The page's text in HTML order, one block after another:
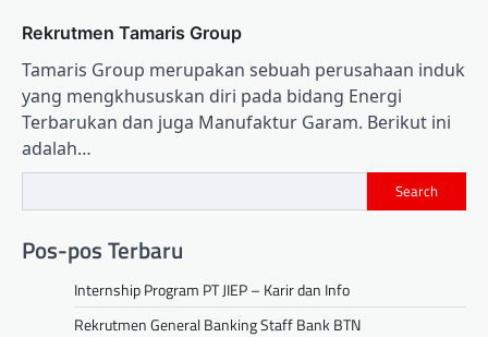
Rekrutmen Tamaris Group
Tamaris Group merupakan sebuah perusahaan induk
yang mengkhususkan diri pada bidang Energi
Terbarukan dan juga Manufaktur Garam. Berikut ini
adalah…
Search
Pos-pos Terbaru
Internship Program PT JIEP – Karir dan Info
Rekrutmen General Banking Staff Bank BTN